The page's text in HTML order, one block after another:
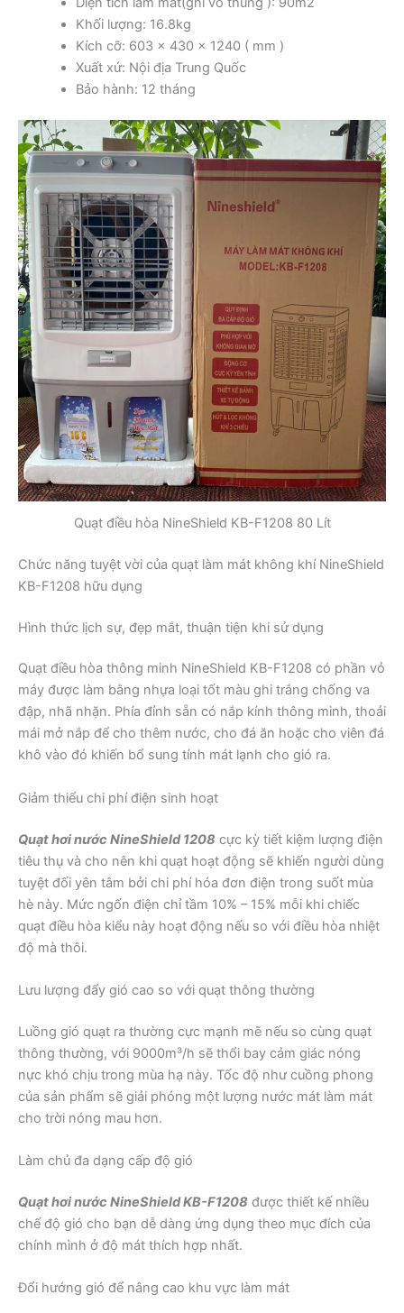
Khối lượng: 16.8kg
Kích cỡ: 603 x 430 x 1240 ( mm )
Xuất xứ: Nội địa Trung Quốc
Bảo hành: 12 tháng
Quạt điều hòa NineShield KB-F1208 80 Lít
Chức năng tuyệt vời của quạt làm mát không khí NineShield
KB-F1208 hữu dụng
Hình thức lịch sự, đẹp mắt, thuận tiện khi sử dụng
Quạt điều hòa thông minh NineShield KB-F1208 có phần vỏ
máy được làm bằng nhựa loại tốt màu ghi trắng chống va
đập, nhã nhặn. Phía đỉnh sẵn có nắp kính thông minh, thoải
mái mở nắp để cho thêm nước, cho đá ăn hoặc cho viên đá
khô vào đó khiến bổ sung tính mát lạnh cho gió ra.
Giảm thiểu chi phí điện sinh hoạt
Quạt hơi nước NineShield 1208 cực kỳ tiết kiệm lượng điện
tiêu thụ và cho nên khi quạt hoạt động sẽ khiến người dùng
tuyệt đối yên tâm bởi chi phí hóa đơn điện trong suốt mùa
hè này. Mức ngốn điện chỉ tầm 10% – 15% mỗi khi chiếc
quạt điều hòa kiểu này hoạt động nếu so với điều hòa nhiệt
độ mà thôi.
Lưu lượng đẩy gió cao so với quạt thông thường
Luồng gió quạt ra thường cực mạnh mẽ nếu so cùng quạt
thông thường, với 9000m³/h sẽ thổi bay cảm giác nóng
nực khó chịu trong mùa hạ này. Tốc độ như cuồng phong
của sản phẩm sẽ giải phóng một lượng nước mát làm mát
cho trời nóng mau hơn.
Làm chủ đa dạng cấp độ gió
Quạt hơi nước NineShield KB-F1208 được thiết kế nhiều
chế độ gió cho bạn dễ dàng ứng dụng theo mục đích của
chính mình ở độ mát thích hợp nhất.
Đổi hướng gió để nâng cao khu vực làm mát